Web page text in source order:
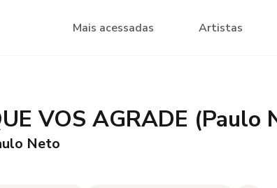
Mais acessadas Artistas
VOS AGRADE (Paulo
Neto